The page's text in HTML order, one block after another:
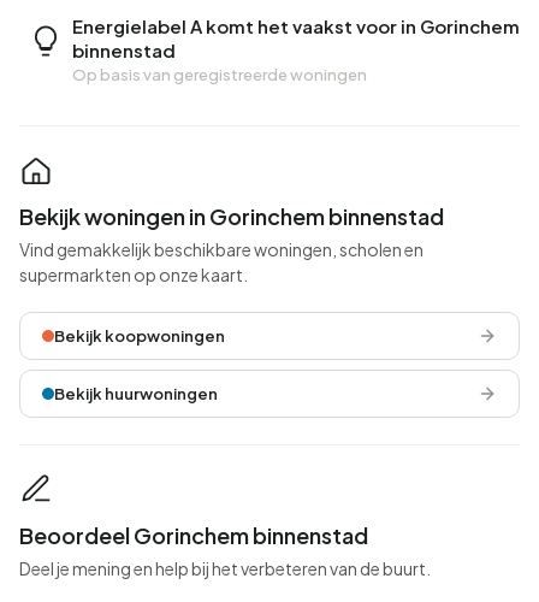
Energielabel A komt het vaakst voor in Gorinchem
binnenstad
Op basis van geregistreerde woningen
Bekijk woningen in Gorinchem binnenstad
Vind gemakkelijk beschikbare woningen, scholen en
supermarkten op onze kaart.
Bekijk koopwoningen
Bekijk huurwoningen
Beoordeel Gorinchem binnenstad
Deel je mening en help bij het verbeteren van de buurt.